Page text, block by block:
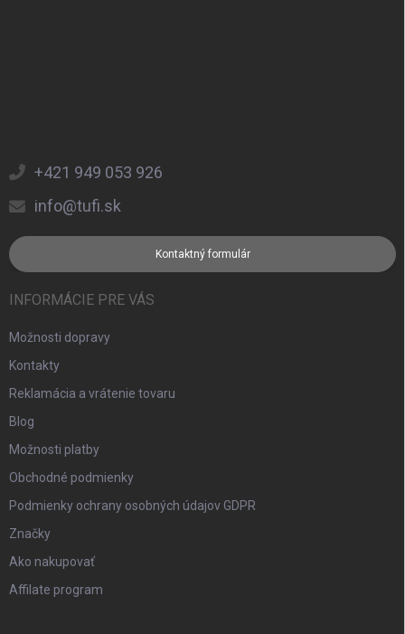
+421 949 053 926
info@tufi.sk
Kontaktný formulár
INFORMÁCIE PRE VÁS
Možnosti dopravy
Kontakty
Reklamácia a vrátenie tovaru
Blog
Možnosti platby
Obchodné podmienky
Podmienky ochrany osobných údajov GDPR
Značky
Ako nakupovať
Affilate program